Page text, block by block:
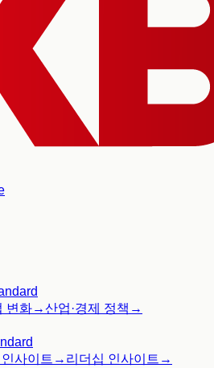
변화→산업·경제 정책 →
사이트 → 리더십 인사이트 →